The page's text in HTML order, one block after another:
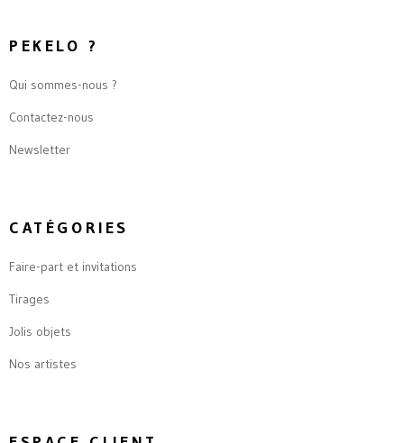
PEKELO ?
Qui sommes-nous ?
Contactez-nous
Newsletter
CATÉGORIES
Faire-part et invitations
Tirages
Jolis objets
Nos artistes